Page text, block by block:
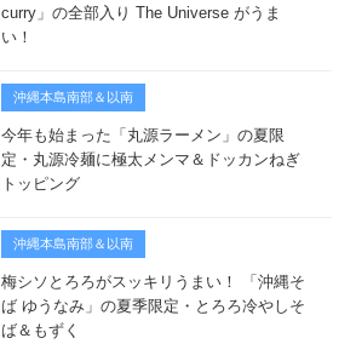
curry」の全部入り The Universe がうま
い！
沖縄本島南部＆以南
今年も始まった「丸源ラーメン」の夏限
定・丸源冷麺に極太メンマ＆ドッカンねぎ
トッピング
沖縄本島南部＆以南
梅シソとろろがスッキリうまい！ 「沖縄そ
ば ゆうなみ」の夏季限定・とろろ冷やしそ
ば＆もずく